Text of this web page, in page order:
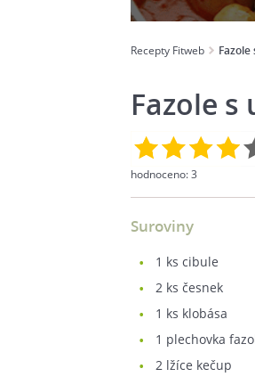
Recepty Fitweb
Fazole s
hodnoceno:3
Suroviny
1 ks cibule
2 ks česnek
1 ks klobása
1 plechovka
2 lžíce kečup